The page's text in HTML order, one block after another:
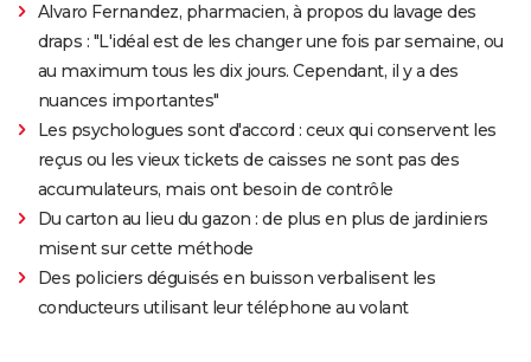
Alvaro Fernandez, pharmacien, à propos du lavage des
draps : "L'idéal est de les changer une fois par semaine, ou
au maximum tous les dix jours. Cependant, il y a des
nuances importantes"
Les psychologues sont d'accord : ceux qui conservent les
reçus ou les vieux tickets de caisses ne sont pas des
accumulateurs, mais ont besoin de contrôle
Du carton au lieu du gazon : de plus en plus de jardiniers
misent sur cette méthode
Des policiers déguisés en buisson verbalisent les
conducteurs utilisant leur téléphone au volant